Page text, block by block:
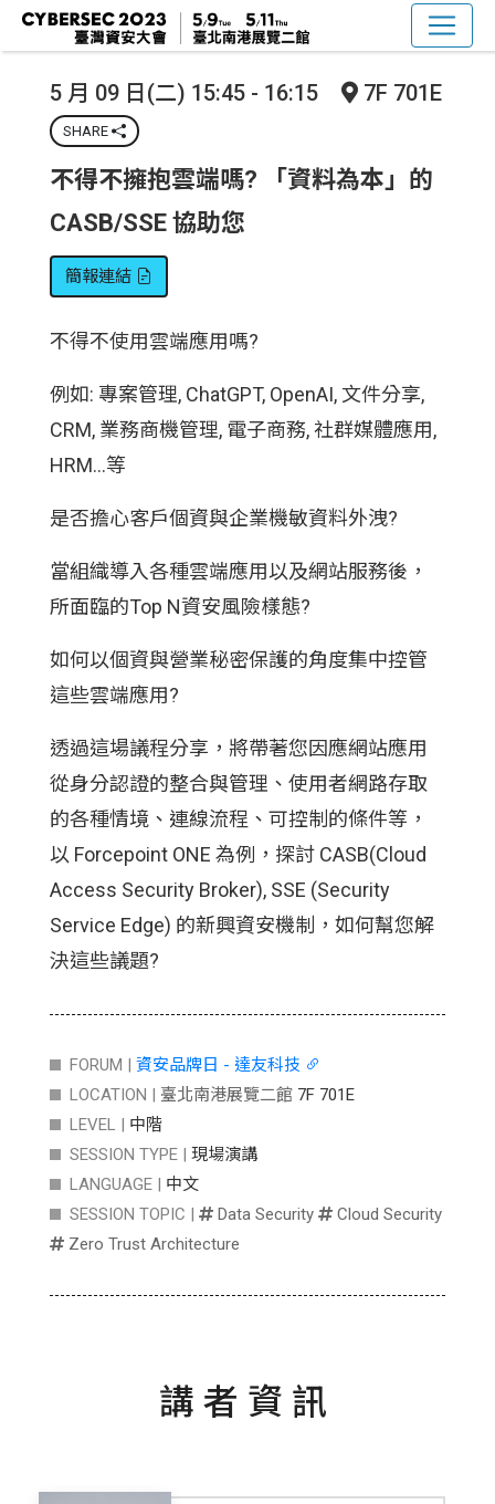
5 月 09 日(二) 15:45 - 16:15 7F 701E
SHARE
不得不擁抱雲端嗎? 「資料為本」的
CASB/SSE 協助您
簡報連結
不得不使用雲端應用嗎?
例如: 專案管理, ChatGPT, OpenAI, 文件分享,
CRM, 業務商機管理, 電子商務, 社群媒體應用,
HRM...等
是否擔心客戶個資與企業機敏資料外洩?
當組織導入各種雲端應用以及網站服務後，
所面臨的Top N資安風險樣態?
如何以個資與營業秘密保護的角度集中控管
這些雲端應用?
透過這場議程分享，將帶著您因應網站應用
從身分認證的整合與管理、使用者網路存取
的各種情境、連線流程、可控制的條件等，
以 Forcepoint ONE 為例，探討 CASB(Cloud
Access Security Broker), SSE (Security
Service Edge) 的新興資安機制，如何幫您解
決這些議題?
FORUM | 資安品牌日 - 達友科技
LOCATION | 臺北南港展覽二館 7F 701E
LEVEL | 中階
SESSION TYPE | 現場演講
LANGUAGE | 中文
SESSION TOPIC |
Data Security
Cloud Security
Zero Trust Architecture
講者資訊